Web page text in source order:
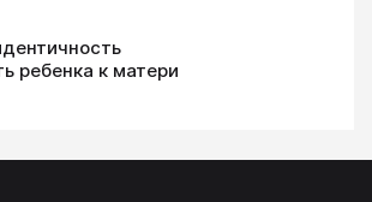
ребенка к матери